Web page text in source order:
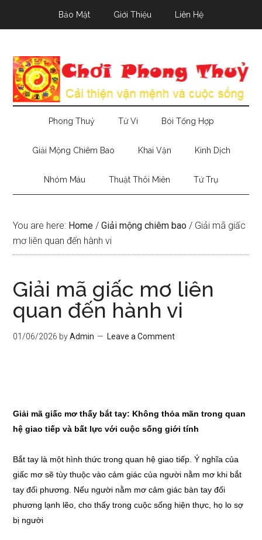
Bảo Mật Giới Thiệu Liên Hệ
Phong Thuỷ Tử Vi Bói Tổng Hợp
Giải Mộng Chiêm Bao Khai Vận Kinh Dịch
Nhóm Máu Thuật Thôi Miên Tứ Trụ
You are here: Home / Giải mộng chiêm bao / Giải mã giấc
mơ liên quan đến hành vi
Giải mã giấc mơ liên
quan đến hành vi
01/06/2026 byAdmin Leave a Comment
Giải mã giấc mơ thấy bắt tay: Không thỏa mãn trong quan
hệ giao tiếp và bất lực với cuộc sống giới tính
Bắt tay là một hình thức trong quan hệ giao tiếp. Ý nghĩa của
giấc mơ sẽ tùy thuộc vào cảm giác của người nằm mơ khi bắt
tay đối phương. Nếu người nằm mơ cảm giác bàn tay đối
phương lạnh lẽo, cho thấy trong cuộc sống hiện thực, họ lo sợ
bị người